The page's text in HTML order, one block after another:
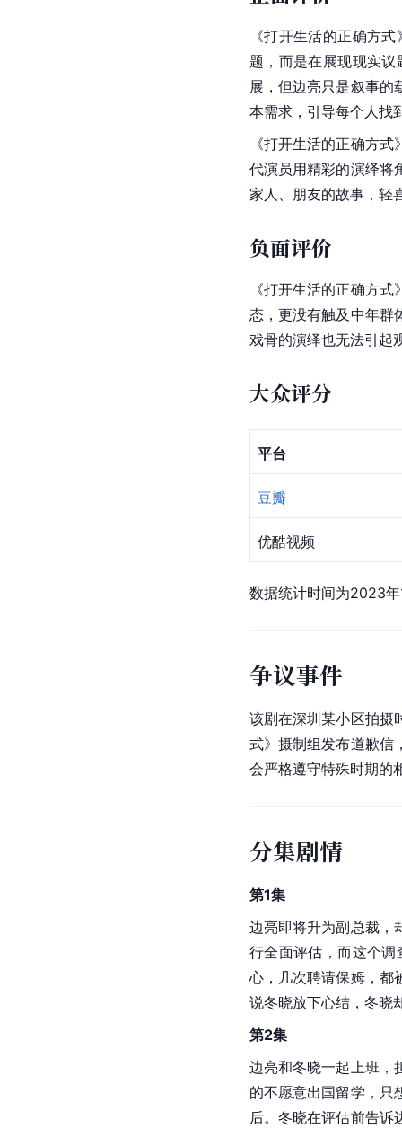
《打开生活的正确方
题，而是在展现现实
展，但边亮只是叙事的
本需求，引导每个人找
《打开生活的正确方
代演员用精彩的演绎将
家人、朋友的故事，轻
负面评价
《打开生活的正确方
态，更没有触及中年群
戏骨的演绎也无法引起
大众评分
平台
豆瓣
优酷视频
数据统计时间为2023
争议事件
该剧在深圳某小区拍摄
式》摄制组发布道歉信
会严格遵守特殊时期的
分集剧情
第1集
边亮即将升为副总裁，
行全面评估，而这个
心，几次聘请保姆，都
说冬晓放下心结，冬晓
第2集
边亮和冬晓一起上班，
的不愿意出国留学，只
后。冬晓在评估前告诉